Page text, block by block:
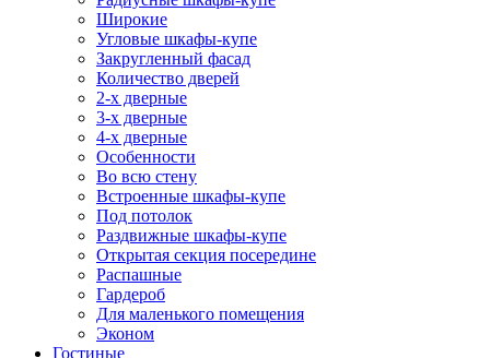
Широкие
Угловые шкафы-купе
Закругленный фасад
Количество дверей
2-х дверные
3-х дверные
4-х дверные
Особенности
Во всю стену
Встроенные шкафы-купе
Под потолок
Раздвижные шкафы-купе
Открытая секция посередине
Распашные
Гардероб
Для маленького помещения
Эконом
Гостиные